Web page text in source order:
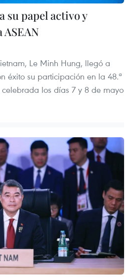
su papel activo y
Le Minh Hung, llegó a
éxito su participación en la 48.ª
los días 7 y 8 de mayo